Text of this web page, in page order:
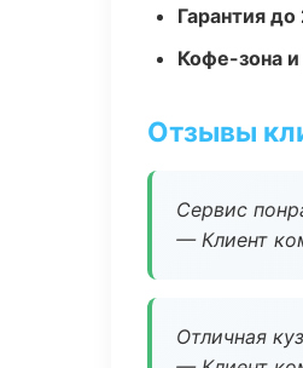
Гарантия
Кофе-зона
Отзывы
Сервис
— Клиент
Отличная